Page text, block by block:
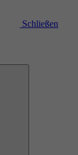
Schließen